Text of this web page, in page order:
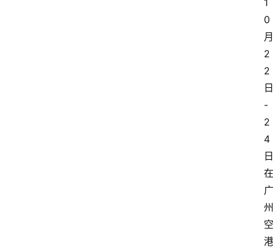
1
0
月
2
2
日
-
2
4
日
在
广
州
空
港